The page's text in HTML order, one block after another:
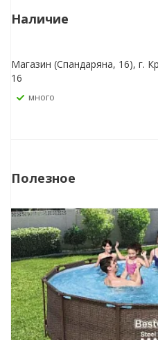
Наличие
Магазин (Спандаряна, 16), г.
16
Много
Полезное